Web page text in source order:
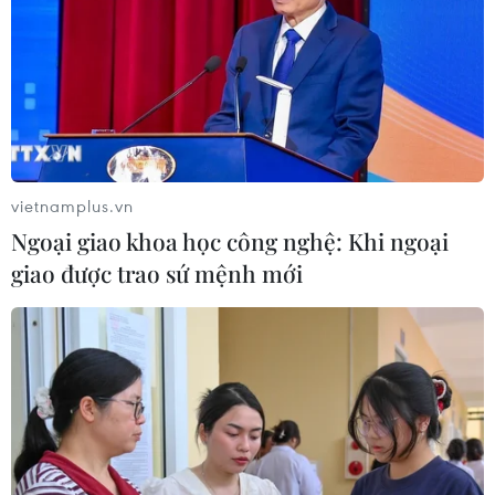
Bí thư Thành ủy Hà Nội thúc tiến độ
hai dự án giao thông trọng điểm
Nam Thủ đô
08/08/2026 08:52
Đề xuất hơn 65.500 tỷ đồng đầu tư
Dự án đường cao tốc nối Lai Châu-
Lào Cai
08/08/2026 08:45
Nghệ An: Sạt lở nghiêm trọng, tỉnh lộ
543D tạm thời tê liệt
vietnamplus.vn
Ngoại giao khoa học công nghệ: Khi ngoại
giao được trao sứ mệnh mới